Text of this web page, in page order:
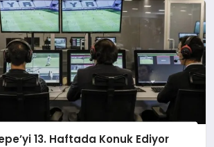
13. Haftada Konuk Ediyor